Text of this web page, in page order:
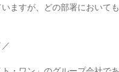
ますが、どの部署において